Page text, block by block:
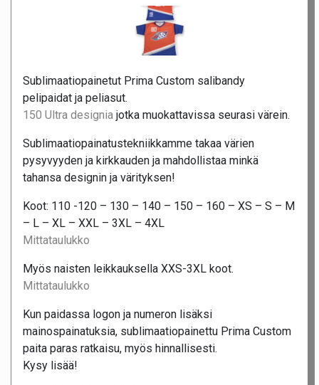
Sublimaatiopainetut Prima Custom salibandy
pelipaidat ja peliasut.
150 Ultra designia jotka muokattavissa seurasi värein.
Sublimaatiopainatustekniikkamme takaa värien
pysyvyyden ja kirkkauden ja mahdollistaa minkä
tahansa designin ja värityksen!
Koot: 110 -120 – 130 – 140 – 150 – 160 – XS – S – M
– L – XL – XXL – 3XL – 4XL
Mittataulukko
Myös naisten leikkauksella XXS-3XL koot.
Mittataulukko
Kun paidassa logon ja numeron lisäksi
mainospainatuksia, sublimaatiopainettu Prima Custom
paita paras ratkaisu, myös hinnallisesti.
Kysy lisää!